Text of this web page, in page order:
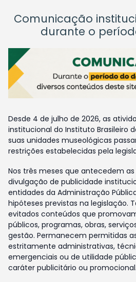
Comunicação
durante o
Desde 4 de julho de 2026, as
institucional do Instituto Brasileiro
suas unidades museológicas
restrições estabelecidas pela
Nos três meses que antecedem
divulgação de publicidade
entidades da Administração
hipóteses previstas na legislação.
evitados conteúdos que
públicos, programas, obras,
gestão. Permanecem permitidas
estritamente administrativas,
emergenciais ou de utilidade
caráter publicitário ou promocional.